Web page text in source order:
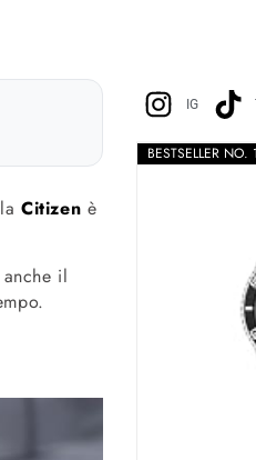
Citizen è
il
IG
BESTSELLER NO. 1